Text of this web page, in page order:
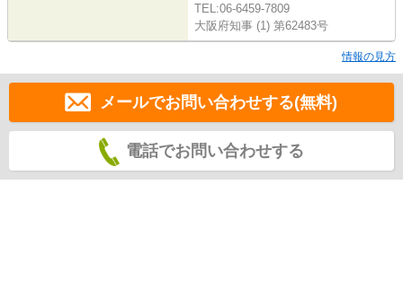
TEL:06-6459-7809
大阪府知事 (1) 第62483号
情報の見方
メールでお問い合わせする(無料)
電話でお問い合わせする